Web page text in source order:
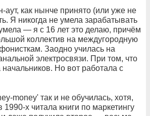
аут, как нынче принято (или уже не
Я никогда не умела зарабатывать
— я с 16 лет это делаю, причём
коллектив на междугородную
Заодно училась на
электросвязи. При том, что
Но вот работала с
money' так и не обучилась, хотя,
1990-х читала книги по маркетингу